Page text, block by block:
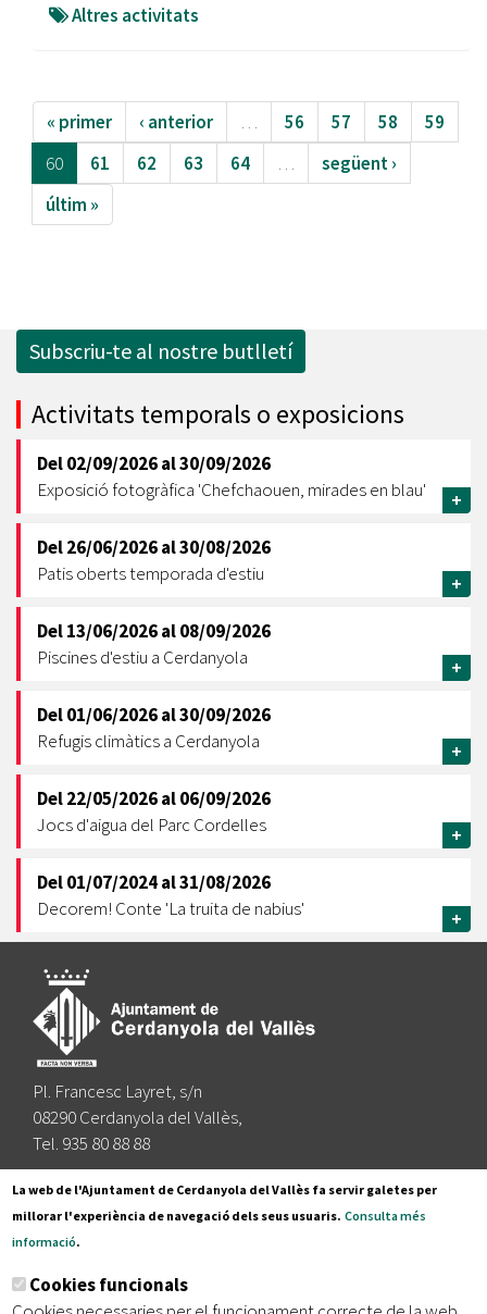
Altres activitats
« primer ‹ anterior … 56 57 58
59
60
61 62 63 64 …
següent ›
últim »
Subscriu-te al nostre butlletí
Activitats temporals o exposicions
Del02/09/2026al30/09/2026
Exposició fotogràfica 'Chefchaouen, mirades en blau'
+
Del26/06/2026al30/08/2026
Patis oberts temporada d'estiu
+
Del13/06/2026al08/09/2026
Piscines d'estiu a Cerdanyola
+
Del01/06/2026al30/09/2026
Refugis climàtics a Cerdanyola
+
Del22/05/2026al06/09/2026
Jocs d'aigua del Parc Cordelles
+
Del01/07/2024al31/08/2026
Decorem! Conte 'La truita de nabius'
+
Pl. Francesc Layret, s/n
08290 Cerdanyola del Vallès,
Tel. 935 80 88 88
Segueix-nos a:
Subscriu-te al nostre butlletí
La web de l'Ajuntament de Cerdanyola del Vallès fa servir galetes per
millorar l'experiència de navegació dels seus usuaris. Consulta més
informació.
Cookies funcionals